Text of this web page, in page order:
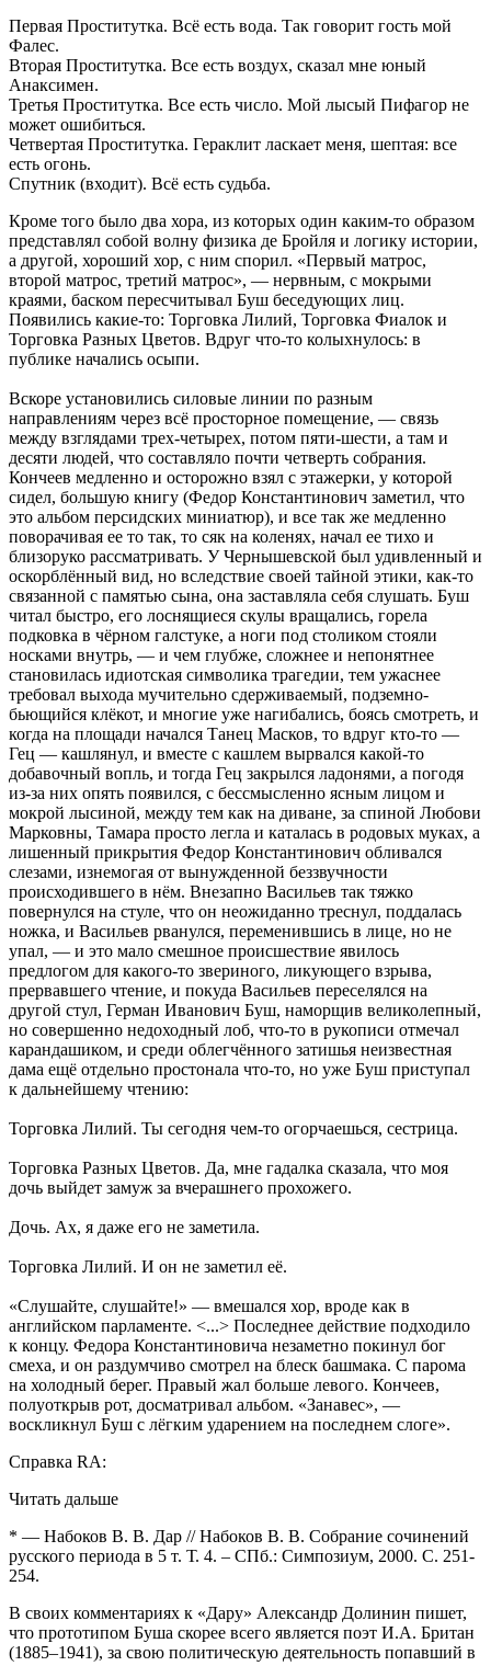
Первая Проститутка. Всё есть вода. Так говорит гость мой
Фалес.
Вторая Проститутка. Все есть воздух, сказал мне юный
Анаксимен.
Третья Проститутка. Все есть число. Мой лысый Пифагор не
может ошибиться.
Четвертая Проститутка. Гераклит ласкает меня, шептая: все
есть огонь.
Спутник (входит). Всё есть судьба.
Кроме того было два хора, из которых один каким-то образом
представлял собой волну физика де Бройля и логику истории,
а другой, хороший хор, с ним спорил. «Первый матрос,
второй матрос, третий матрос», — нервным, с мокрыми
краями, баском пересчитывал Буш беседующих лиц.
Появились какие-то: Торговка Лилий, Торговка Фиалок и
Торговка Разных Цветов. Вдруг что-то колыхнулось: в
публике начались осыпи.
Вскоре установились силовые линии по разным
направлениям через всё просторное помещение, — связь
между взглядами трех-четырех, потом пяти-шести, а там и
десяти людей, что составляло почти четверть собрания.
Кончеев медленно и осторожно взял с этажерки, у которой
сидел, большую книгу (Федор Константинович заметил, что
это альбом персидских миниатюр), и все так же медленно
поворачивая ее то так, то сяк на коленях, начал ее тихо и
близоруко рассматривать. У Чернышевской был удивленный и
оскорблённый вид, но вследствие своей тайной этики, как-то
связанной с памятью сына, она заставляла себя слушать. Буш
читал быстро, его лоснящиеся скулы вращались, горела
подковка в чёрном галстуке, а ноги под столиком стояли
носками внутрь, — и чем глубже, сложнее и непонятнее
становилась идиотская символика трагедии, тем ужаснее
требовал выхода мучительно сдерживаемый, подземно-
бьющийся клёкот, и многие уже нагибались, боясь смотреть, и
когда на площади начался Танец Масков, то вдруг кто-то —
Гец — кашлянул, и вместе с кашлем вырвался какой-то
добавочный вопль, и тогда Гец закрылся ладонями, а погодя
из-за них опять появился, с бессмысленно ясным лицом и
мокрой лысиной, между тем как на диване, за спиной Любови
Марковны, Тамара просто легла и каталась в родовых муках, а
лишенный прикрытия Федор Константинович обливался
слезами, изнемогая от вынужденной беззвучности
происходившего в нём. Внезапно Васильев так тяжко
повернулся на стуле, что он неожиданно треснул, поддалась
ножка, и Васильев рванулся, переменившись в лице, но не
упал, — и это мало смешное происшествие явилось
предлогом для какого-то звериного, ликующего взрыва,
прервавшего чтение, и покуда Васильев переселялся на
другой стул, Герман Иванович Буш, наморщив великолепный,
но совершенно недоходный лоб, что-то в рукописи отмечал
карандашиком, и среди облегчённого затишья неизвестная
дама ещё отдельно простонала что-то, но уже Буш приступал
к дальнейшему чтению:
Торговка Лилий. Ты сегодня чем-то огорчаешься, сестрица.
Торговка Разных Цветов. Да, мне гадалка сказала, что моя
дочь выйдет замуж за вчерашнего прохожего.
Дочь. Ах, я даже его не заметила.
Торговка Лилий. И он не заметил её.
«Слушайте, слушайте!» — вмешался хор, вроде как в
английском парламенте. <...> Последнее действие подходило
к концу. Федора Константиновича незаметно покинул бог
смеха, и он раздумчиво смотрел на блеск башмака. С парома
на холодный берег. Правый жал больше левого. Кончеев,
полуоткрыв рот, досматривал альбом. «Занавес», —
воскликнул Буш с лёгким ударением на последнем слоге».
Справка RA:
Читать дальше
* — Набоков В. В. Дар // Набоков В. В. Собрание сочинений
русского периода в 5 т. Т. 4. – СПб.: Симпозиум, 2000. С. 251-
254.
В своих комментариях к «Дару» Александр Долинин пишет,
что прототипом Буша скорее всего является поэт И.А. Британ
(1885–1941), за свою политическую деятельность попавший в